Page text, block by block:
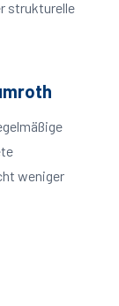
strukturelle
weniger